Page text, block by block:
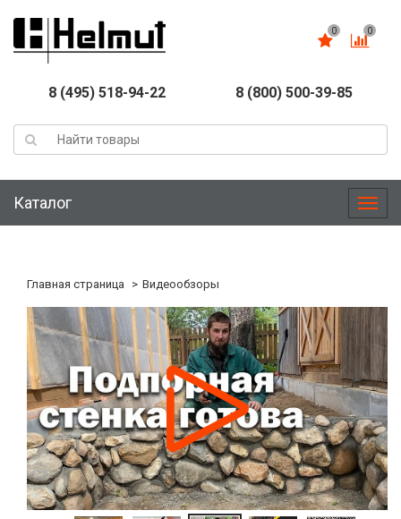
0 0
8 (495) 518-94-22 8 (800) 500-39-85
Меню
Каталог
Главная страница Видеообзоры